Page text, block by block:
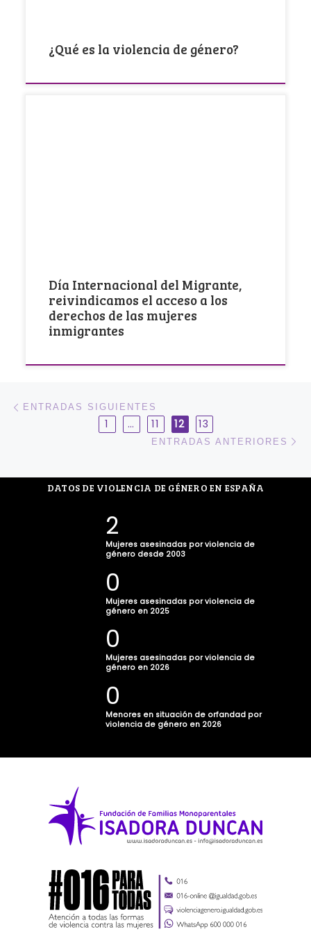
¿Qué es la violencia de género?
Día Internacional del Migrante,
reivindicamos el acceso a los
derechos de las mujeres
inmigrantes
Navegación de entradas
Entradas siguientes
ENTRADAS SIGUIENTES
1 … 11 12 13
ENTRADAS ANTERIORES
2
Mujeres asesinadas por violencia de
género desde 2003
0
Mujeres asesinadas por violencia de
género en 2025
0
Mujeres asesinadas por violencia de
género en 2026
0
Menores en situación de orfandad por
violencia de género en 2026